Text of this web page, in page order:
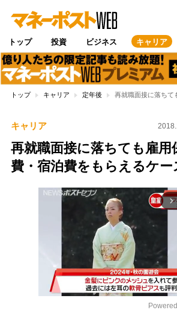
トップ 投資 ビジネス キャリア
トップ キャリア 定年後 再就職面接に落ちて
キャリア
再就職面接に落ちても雇用
費・宿泊費をもらえるケー
arrow_forward_ios